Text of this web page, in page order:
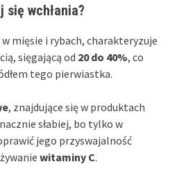
wchłania?
w mięsie i rybach, charakteryzuje
sięgającą od 20 do 40%, co
tego pierwiastka.
, znajdujące się w produktach
słabiej, bo tylko w
jego przyswajalność
witaminy C.